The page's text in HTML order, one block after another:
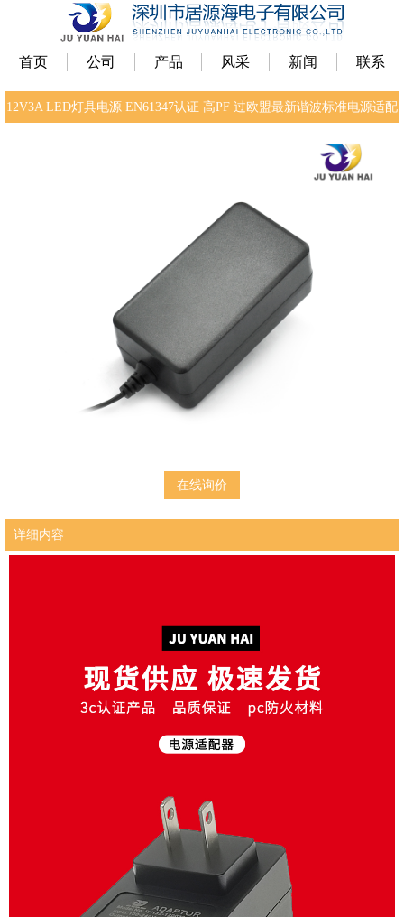
首页 公司 产品 风采 新闻 联系
12V3A LED灯具电源 EN61347认证 高PF 过欧盟最新谐波标准电源适配
在线询价
详细内容